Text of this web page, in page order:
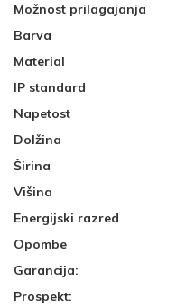
Možnost prilagajanja
Barva
Material
IP standard
Napetost
Dolžina
Širina
Višina
Energijski razred
Opombe
Garancija:
Prospekt: